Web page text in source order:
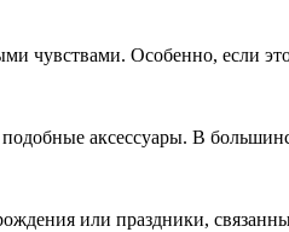
чувствами. Особенно, если
аксессуары. В
или праздники,